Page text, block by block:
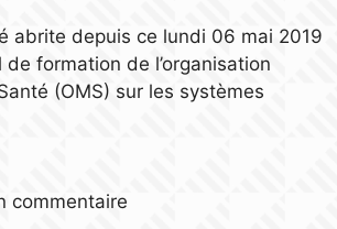
abrite depuis ce lundi 06 mai 2019
formation de l’organisation
(OMS) sur les systèmes
commentaire